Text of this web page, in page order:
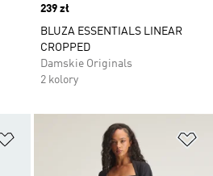
Price
239 zł
BLUZA ESSENTIALS LINEAR
CROPPED
Damskie Originals
2 kolory
Dodaj do listy życzeń